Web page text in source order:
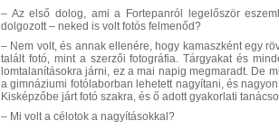
– Az első dolog, ami a Fortepanról legelőször
dolgozott – neked is volt fotós felmenőd?
– Nem volt, és annak ellenére, hogy kamaszként egy
talált fotó, mint a szerzői fotográfia. Tárgyakat és
lomtalanításokra járni, ez a mai napig megmaradt. De
a gimnáziumi fotólaborban lehetett nagyítani, és
Kisképzőbe járt fotó szakra, és ő adott gyakorlati
– Mi volt a célotok a nagyításokkal?